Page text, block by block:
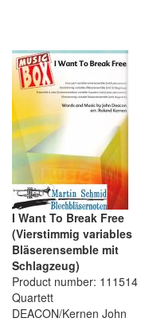
I Want To Break Free
(Vierstimmig variables
Bläserensemble mit
Schlagzeug)
Product number: 111514
Quartett
DEACON/Kernen John